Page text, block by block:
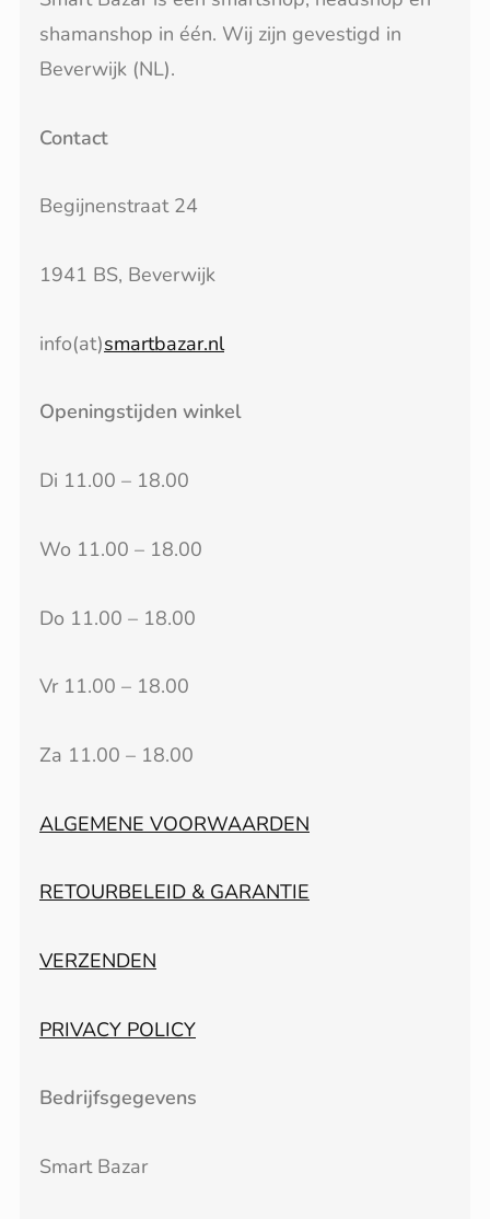
shamanshop in één. Wij zijn gevestigd in
Beverwijk (NL).
Contact
Begijnenstraat 24
1941 BS, Beverwijk
info(at)smartbazar.nl
Openingstijden winkel
Di 11.00 – 18.00
Wo 11.00 – 18.00
Do 11.00 – 18.00
Vr 11.00 – 18.00
Za 11.00 – 18.00
ALGEMENE VOORWAARDEN
RETOURBELEID & GARANTIE
VERZENDEN
PRIVACY POLICY
Bedrijfsgegevens
Smart Bazar